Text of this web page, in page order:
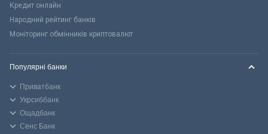
Кредит онлайн
Народний рейтинг банків
Моніторинг обмінників криптовалют
Популярні банки
Приватбанк
Укрсиббанк
Ощадбанк
Сенс Банк